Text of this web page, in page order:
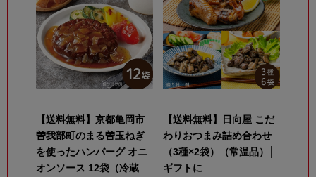
【送料無料】京都亀岡市
曽我部町のまる曽玉ねぎ
を使ったハンバーグ オニ
オンソース 12袋（冷蔵
【送料無料】日向屋 こだ
わりおつまみ詰め合わせ
（3種×2袋）（常温品）│
ギフトに